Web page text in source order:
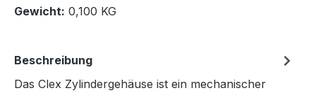
In den Warenkorb
Gewicht: 0,100 KG
Beschreibung
Das Clex Zylindergehäuse ist ein mechanischer